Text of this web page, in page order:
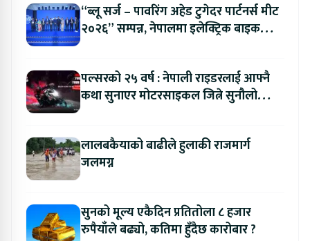
“ब्लू सर्ज – पावरिंग अहेड टुगेदर पार्टनर्स मीट
२०२६” सम्पन्न, नेपालमा इलेक्ट्रिक बाइक
पल्सरको २५ वर्ष : नेपाली राइडरलाई आफ्नै
कथा सुनाएर मोटरसाइकल जित्ने सुनौलो
लालबकैयाको बाढीले हुलाकी राजमार्ग
जलमग्न
सुनको मूल्य एकैदिन प्रतितोला ८ हजार
रुपैयाँले बढ्यो, कतिमा हुँदैछ कारोबार ?